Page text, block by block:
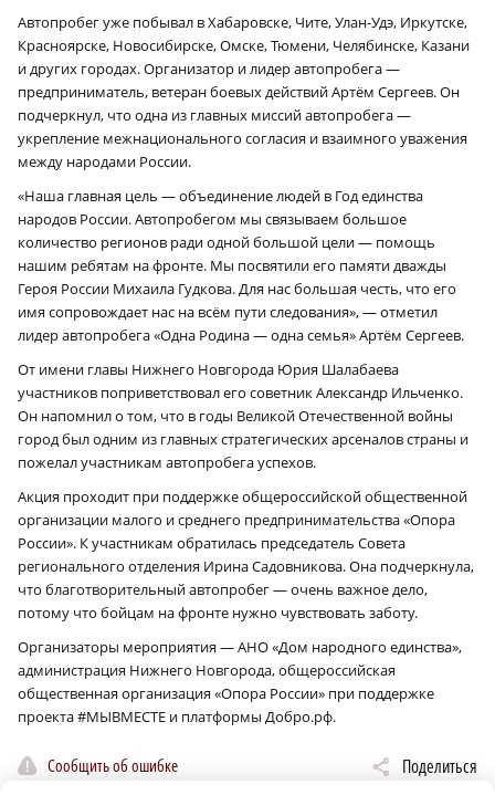
Автопробег уже побывал в Хабаровске, Чите, Улан-Удэ, Иркутске,
Красноярске, Новосибирске, Омске, Тюмени, Челябинске, Казани
и других городах. Организатор и лидер автопробега —
предприниматель, ветеран боевых действий Артём Сергеев. Он
подчеркнул, что одна из главных миссий автопробега —
укрепление межнационального согласия и взаимного уважения
между народами России.
«Наша главная цель — объединение людей в Год единства
народов России. Автопробегом мы связываем большое
количество регионов ради одной большой цели — помощь
нашим ребятам на фронте. Мы посвятили его памяти дважды
Героя России Михаила Гудкова. Для нас большая честь, что его
имя сопровождает нас на всём пути следования», — отметил
лидер автопробега «Одна Родина — одна семья» Артём Сергеев.
От имени главы Нижнего Новгорода Юрия Шалабаева
участников поприветствовал его советник Александр Ильченко.
Он напомнил о том, что в годы Великой Отечественной войны
город был одним из главных стратегических арсеналов страны и
пожелал участникам автопробега успехов.
Акция проходит при поддержке общероссийской общественной
организации малого и среднего предпринимательства «Опора
России». К участникам обратилась председатель Совета
регионального отделения Ирина Садовникова. Она подчеркнула,
что благотворительный автопробег — очень важное дело,
потому что бойцам на фронте нужно чувствовать заботу.
Организаторы мероприятия — АНО «Дом народного единства»,
администрация Нижнего Новгорода, общероссийская
общественная организация «Опора России» при поддержке
проекта #МЫВМЕСТЕ и платформы Добро.рф.
Сообщить об ошибке Поделиться